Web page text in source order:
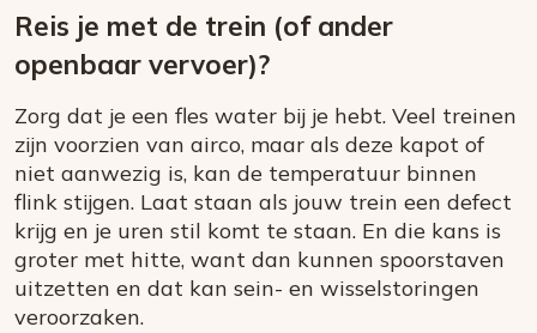
Reis je met de trein (of ander
openbaar vervoer)?
Zorg dat je een fles water bij je hebt. Veel treinen
zijn voorzien van airco, maar als deze kapot of
niet aanwezig is, kan de temperatuur binnen
flink stijgen. Laat staan als jouw trein een defect
krijg en je uren stil komt te staan. En die kans is
groter met hitte, want dan kunnen spoorstaven
uitzetten en dat kan sein- en wisselstoringen
veroorzaken.